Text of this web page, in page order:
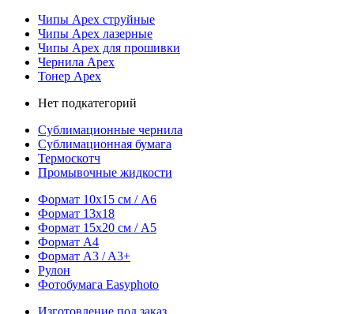
Чипы Apex струйные
Чипы Apex лазерные
Чипы Apex для прошивки
Чернила Apex
Тонер Apex
Нет подкатегорий
Сублимационные чернила
Сублимационная бумага
Термоскотч
Промывочные жидкости
Формат 10х15 см / A6
Формат 13х18
Формат 15х20 см / A5
Формат А4
Формат A3 / A3+
Рулон
Фотобумага Easyphoto
Изготовление под заказ